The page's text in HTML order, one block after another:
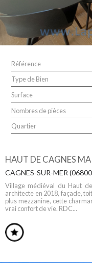
Référence
Type de Bien
Surface
Nombres de pièces
Quartier
HAUT DE CAGNES
CAGNES-SUR-MER
Village médiéval du Haut
architecte en 2018, façade,
plus mezzanine, cette
vrai confort de vie. RDC...